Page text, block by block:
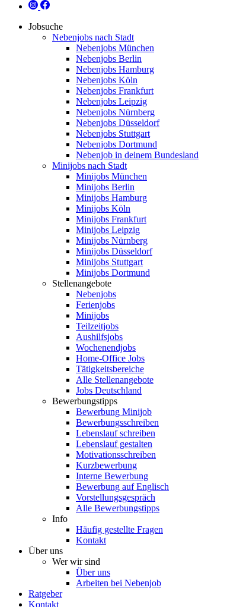
Jobsuche
Nebenjobs nach Stadt
Nebenjobs München
Nebenjobs Berlin
Nebenjobs Hamburg
Nebenjobs Köln
Nebenjobs Frankfurt
Nebenjobs Leipzig
Nebenjobs Nürnberg
Nebenjobs Düsseldorf
Nebenjobs Stuttgart
Nebenjobs Dortmund
Nebenjob in deinem Bundesland
Minijobs nach Stadt
Minijobs München
Minijobs Berlin
Minijobs Hamburg
Minijobs Köln
Minijobs Frankfurt
Minijobs Leipzig
Minijobs Nürnberg
Minijobs Düsseldorf
Minijobs Stuttgart
Minijobs Dortmund
Stellenangebote
Nebenjobs
Ferienjobs
Minijobs
Teilzeitjobs
Aushilfsjobs
Wochenendjobs
Home-Office Jobs
Tätigkeitsbereiche
Alle Stellenangebote
Jobs Deutschland
Bewerbungstipps
Bewerbung Minijob
Bewerbungsschreiben
Lebenslauf schreiben
Lebenslauf gestalten
Motivationsschreiben
Kurzbewerbung
Interne Bewerbung
Bewerbung auf Englisch
Vorstellungsgespräch
Alle Bewerbungstipps
Info
Häufig gestellte Fragen
Kontakt
Über uns
Wer wir sind
Über uns
Arbeiten bei Nebenjob
Ratgeber
Kontakt